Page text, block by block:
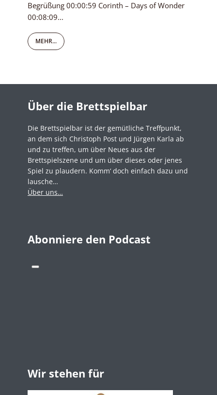
Begrüßung 00:00:59 Corinth – Days of Wonder
00:08:09...
MEHR...
Über die Brettspielbar
Die Brettspielbar ist der gemütliche Treffpunkt,
an dem sich Christoph Post und Jürgen Karla ab
und zu treffen, um über Neues aus der
Brettspielszene und um über dieses oder jenes
Spiel zu plaudern. Komm‘ doch einfach dazu und
lausche…
Über uns…
Abonniere den Podcast
Wir stehen für